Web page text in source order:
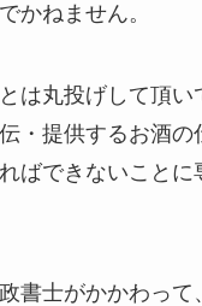
かねません。
は丸投げして頂い
・提供するお酒の
ばできないことに
書士がかかわって